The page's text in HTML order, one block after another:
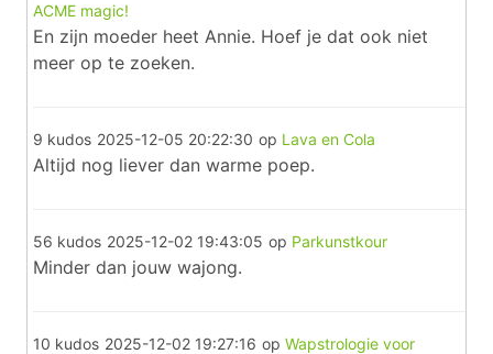
ACME magic!
En zijn moeder heet Annie. Hoef je dat ook niet
meer op te zoeken.
9 kudos 2025-12-05 20:22:30 op Lava en Cola
Altijd nog liever dan warme poep.
56 kudos 2025-12-02 19:43:05 op Parkunstkour
Minder dan jouw wajong.
10 kudos 2025-12-02 19:27:16 op Wapstrologie voor